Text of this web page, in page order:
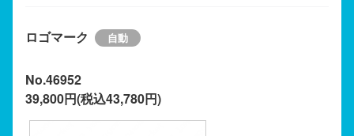
ロゴマーク
No.46952
39,800円(税込43,780円)